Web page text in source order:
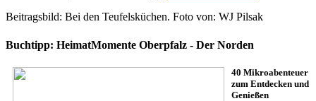
Beitragsbild: Bei den Teufelsküchen. Foto von: WJ Pilsak
Buchtipp: HeimatMomente Oberpfalz - Der Norden
40 Mikroabenteuer
zum Entdecken und
Genießen